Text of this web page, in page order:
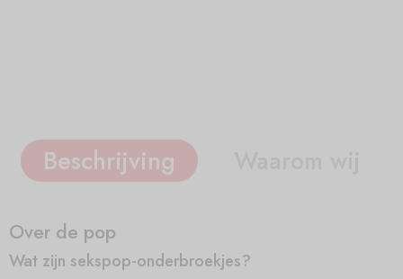
Beschrijving
Over de pop
Wat zijn sekspop-onderbroekjes?